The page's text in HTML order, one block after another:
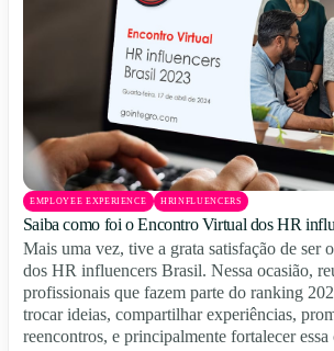
EMPLOYEE EXPERIENCE HRINFLUENCERS
Saiba como foi o Encontro Virtual dos HR
Mais uma vez, tive a grata satisfação de ser
dos HR influencers Brasil. Nessa ocasião,
profissionais que fazem parte do ranking
trocar ideias, compartilhar experiências,
reencontros, e principalmente fortalecer